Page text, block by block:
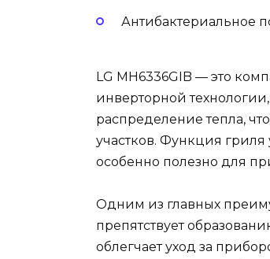
Антибактериальное
LG MH6336GIB — это
инверторной
распределение тепла,
участков. Функция гриля
особенно полезно для
Одним из главных
препятствует
облегчает уход за